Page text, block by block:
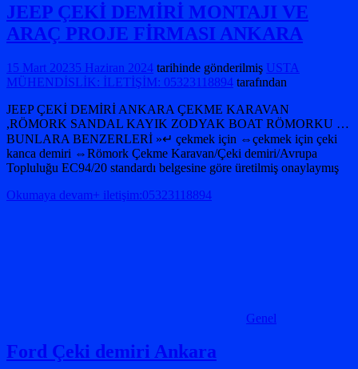
JEEP ÇEKİ DEMİRİ MONTAJI VE
ARAÇ PROJE FİRMASI ANKARA
15 Mart 20235 Haziran 2024 tarihinde gönderilmiş USTA
MÜHENDİSLİK: İLETİŞİM: 05323118894 tarafından
JEEP ÇEKİ DEMİRİ ANKARA ÇEKME KARAVAN
,RÖMORK SANDAL KAYIK ZODYAK BOAT RÖMORKU …
BUNLARA BENZERLERİ »↵ çekmek için ⇔çekmek için çeki
kanca demiri ⇔Römork Çekme Karavan/Çeki demiri/Avrupa
Topluluğu EC94/20 standardı belgesine göre üretilmiş onaylaymış
Okumaya devam+ iletişim:05323118894
Genel
Ford Çeki demiri Ankara